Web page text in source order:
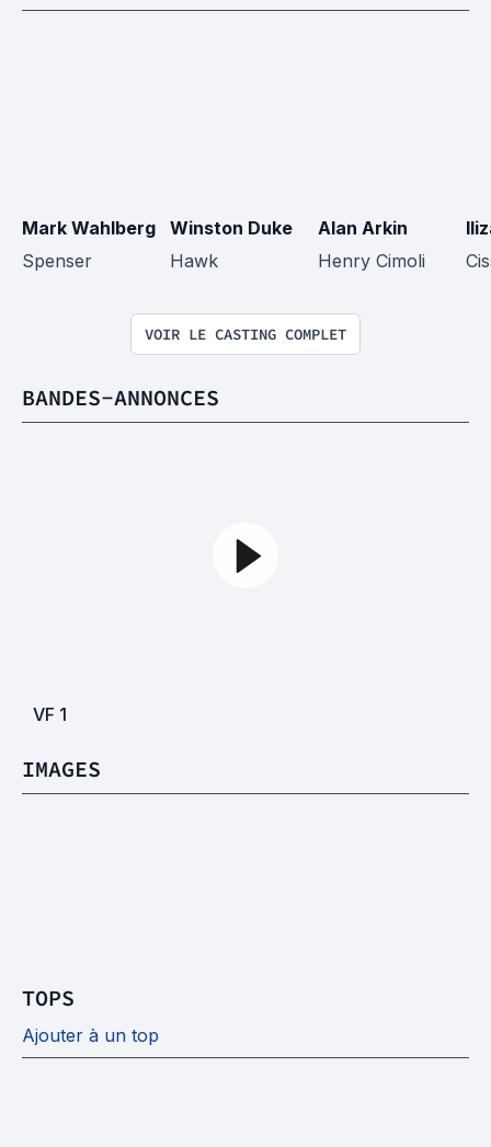
Mark Wahlberg
Spenser
Winston Duke
Hawk
Alan Arkin
Henry Cimoli
VOIR LE CASTING COMPLET
BANDES-ANNONCES
VF 1
IMAGES
TOPS
Ajouter à un top